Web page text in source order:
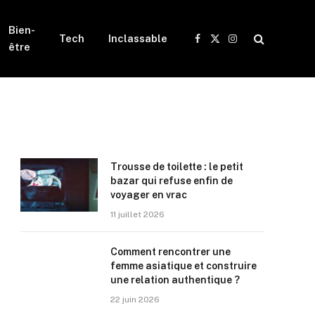
Bien-
être
Tech Inclassable
Facebook
X
Instagram
Trousse de toilette : le petit
bazar qui refuse enfin de
voyager en vrac
11 juillet 2026
Comment rencontrer une
femme asiatique et construire
une relation authentique ?
22 juin 2026